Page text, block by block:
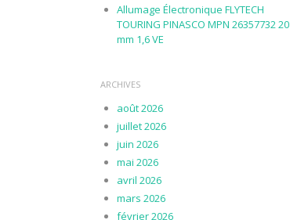
Allumage Électronique FLYTECH
TOURING PINASCO MPN 26357732 20
mm 1,6 VE
ARCHIVES
août 2026
juillet 2026
juin 2026
mai 2026
avril 2026
mars 2026
février 2026